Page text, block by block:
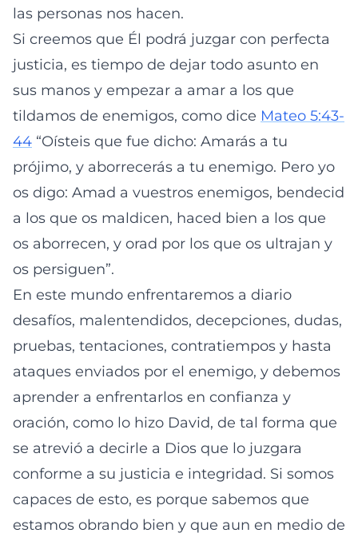
las personas nos hacen.
Si creemos que Él podrá juzgar con perfecta
justicia, es tiempo de dejar todo asunto en
sus manos y empezar a amar a los que
tildamos de enemigos, como dice Mateo 5:43-
44 “Oísteis que fue dicho: Amarás a tu
prójimo, y aborrecerás a tu enemigo. Pero yo
os digo: Amad a vuestros enemigos, bendecid
a los que os maldicen, haced bien a los que
os aborrecen, y orad por los que os ultrajan y
os persiguen”.
En este mundo enfrentaremos a diario
desafíos, malentendidos, decepciones, dudas,
pruebas, tentaciones, contratiempos y hasta
ataques enviados por el enemigo, y debemos
aprender a enfrentarlos en confianza y
oración, como lo hizo David, de tal forma que
se atrevió a decirle a Dios que lo juzgara
conforme a su justicia e integridad. Si somos
capaces de esto, es porque sabemos que
estamos obrando bien y que aun en medio de